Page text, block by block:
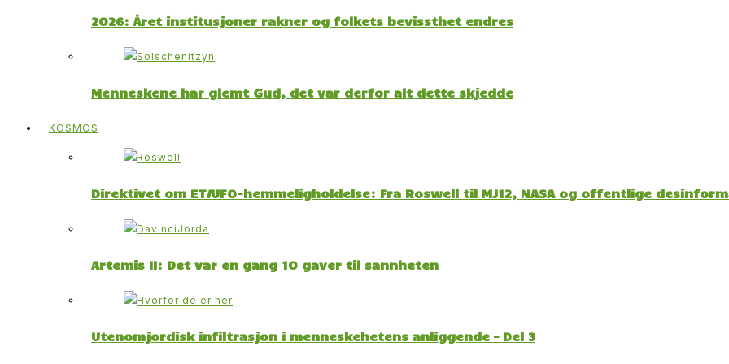
2026: Året institusjoner rakner og folkets bevissthet endres
Menneskene har glemt Gud, det var derfor alt dette skjedde
KOSMOS
Direktivet om ET/UFO-hemmeligholdelse: Fra Roswell til MJ12, NASA og offentlige
Artemis II: Det var en gang 10 gaver til sannheten
Utenomjordisk infiltrasjon i menneskehetens anliggende – Del 3